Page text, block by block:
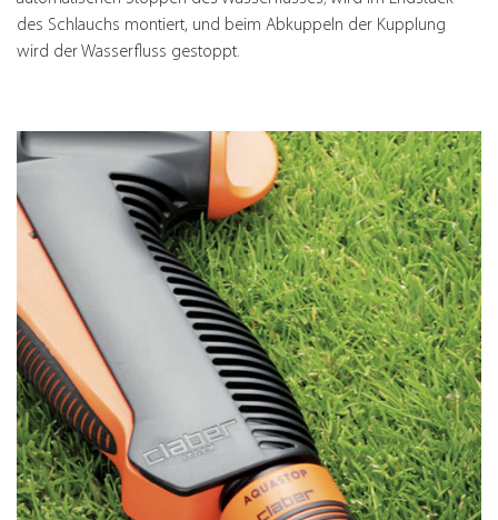
des Schlauchs montiert, und beim Abkuppeln der Kupplung
wird der Wasserfluss gestoppt.